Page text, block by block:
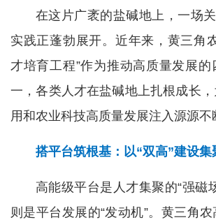
在这片广袤的盐碱地上，一场
实践正蓬勃展开。近年来，黄三角
才培育工程”作为推动高质量发展的
一，各类人才在盐碱地上扎根成长，
用和农业科技高质量发展注入源源不
搭平台筑根基：以“双高”建设
高能级平台是人才集聚的“强磁
则是平台发展的“发动机”。黄三角农